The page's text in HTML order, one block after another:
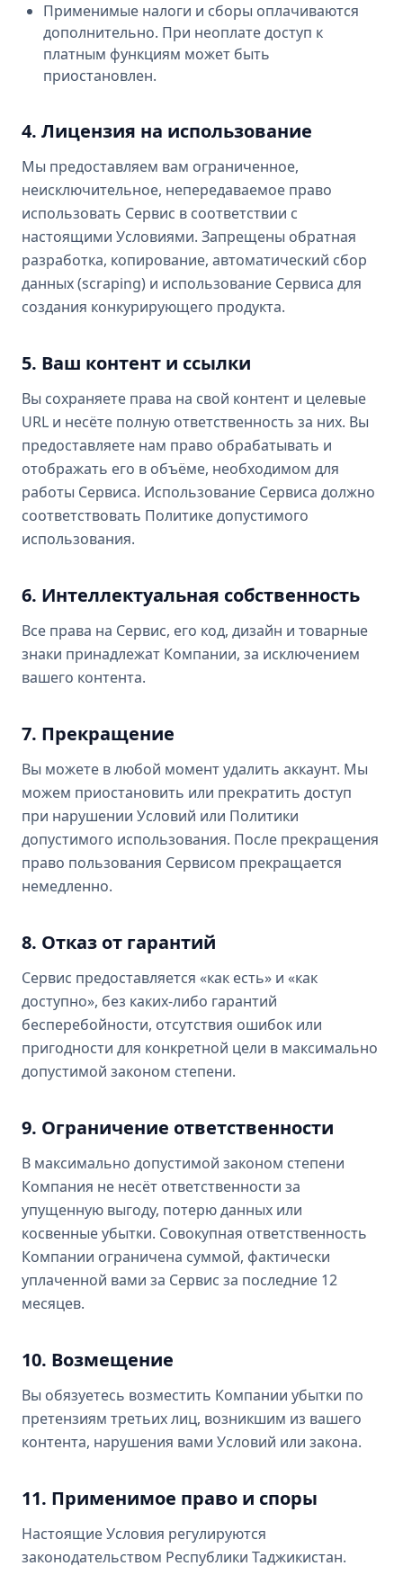
Применимые налоги и сборы оплачиваются
дополнительно. При неоплате доступ к
платным функциям может быть
приостановлен.
4. Лицензия на использование
Мы предоставляем вам ограниченное,
неисключительное, непередаваемое право
использовать Сервис в соответствии с
настоящими Условиями. Запрещены обратная
разработка, копирование, автоматический сбор
данных (scraping) и использование Сервиса для
создания конкурирующего продукта.
5. Ваш контент и ссылки
Вы сохраняете права на свой контент и целевые
URL и несёте полную ответственность за них. Вы
предоставляете нам право обрабатывать и
отображать его в объёме, необходимом для
работы Сервиса. Использование Сервиса должно
соответствовать Политике допустимого
использования.
6. Интеллектуальная собственность
Все права на Сервис, его код, дизайн и товарные
знаки принадлежат Компании, за исключением
вашего контента.
7. Прекращение
Вы можете в любой момент удалить аккаунт. Мы
можем приостановить или прекратить доступ
при нарушении Условий или Политики
допустимого использования. После прекращения
право пользования Сервисом прекращается
немедленно.
8. Отказ от гарантий
Сервис предоставляется «как есть» и «как
доступно», без каких-либо гарантий
бесперебойности, отсутствия ошибок или
пригодности для конкретной цели в максимально
допустимой законом степени.
9. Ограничение ответственности
В максимально допустимой законом степени
Компания не несёт ответственности за
упущенную выгоду, потерю данных или
косвенные убытки. Совокупная ответственность
Компании ограничена суммой, фактически
уплаченной вами за Сервис за последние 12
месяцев.
10. Возмещение
Вы обязуетесь возместить Компании убытки по
претензиям третьих лиц, возникшим из вашего
контента, нарушения вами Условий или закона.
11. Применимое право и споры
Настоящие Условия регулируются
законодательством Республики Таджикистан.